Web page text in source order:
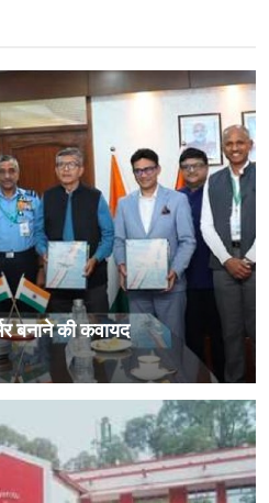
बनाने की कवायद